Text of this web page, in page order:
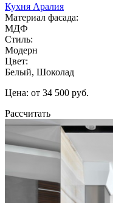
Кухня Аралия
Материал фасада:
МДФ
Стиль:
Модерн
Цвет:
Белый, Шоколад
Цена: от 34 500 руб.
Рассчитать